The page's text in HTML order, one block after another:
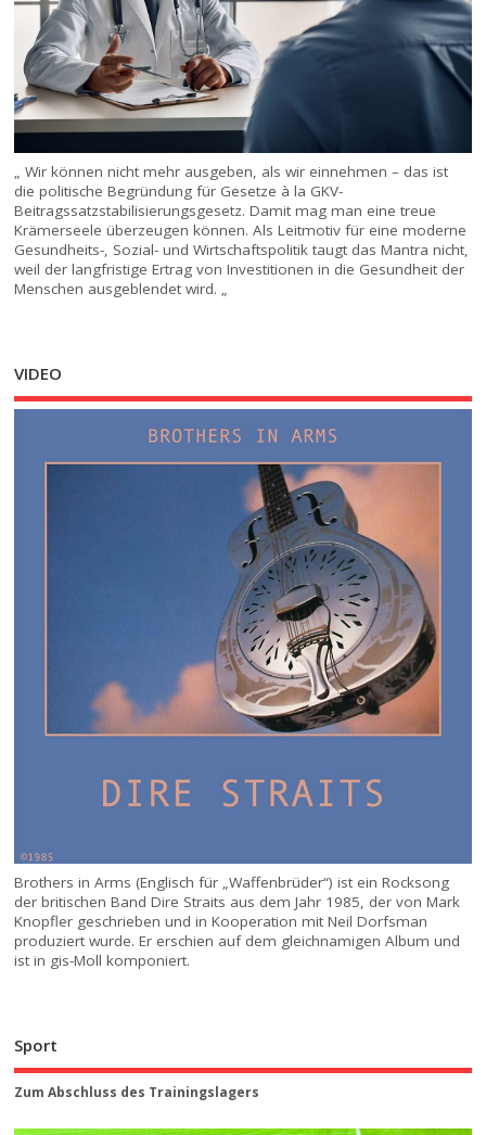
„ Wir können nicht mehr ausgeben, als wir einnehmen – das ist
die politische Begründung für Gesetze à la GKV-
Beitragssatzstabilisierungsgesetz. Damit mag man eine treue
Krämerseele überzeugen können. Als Leitmotiv für eine moderne
Gesundheits-, Sozial- und Wirtschaftspolitik taugt das Mantra nicht,
weil der langfristige Ertrag von Investitionen in die Gesundheit der
Menschen ausgeblendet wird. „
VIDEO
Brothers in Arms (Englisch für „Waffenbrüder“) ist ein Rocksong
der britischen Band Dire Straits aus dem Jahr 1985, der von Mark
Knopfler geschrieben und in Kooperation mit Neil Dorfsman
produziert wurde. Er erschien auf dem gleichnamigen Album und
ist in gis-Moll komponiert.
Sport
Zum Abschluss des Trainingslagers